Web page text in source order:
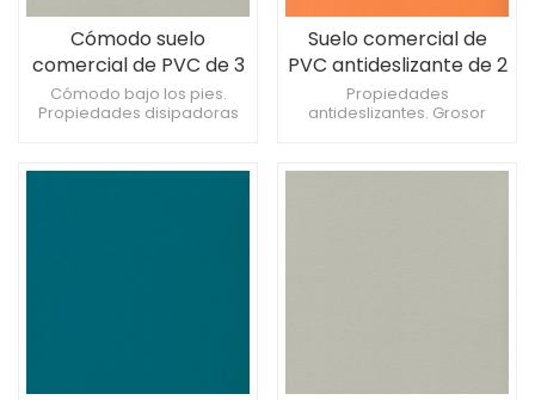
Cómodo suelo
comercial de PVC de 3
mm para tiendas.
Cómodo bajo los pies.
Propiedades disipadoras
Suelo comercial de
PVC antideslizante de 2
mm para
supermercado
Propiedades
antideslizantes. Grosor